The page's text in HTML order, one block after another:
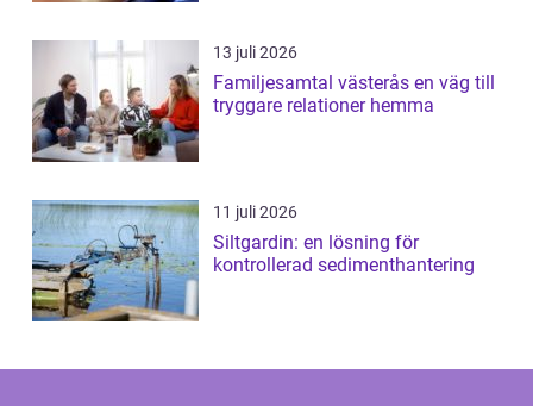
13 juli 2026
Familjesamtal västerås en väg till
tryggare relationer hemma
11 juli 2026
Siltgardin: en lösning för
kontrollerad sedimenthantering